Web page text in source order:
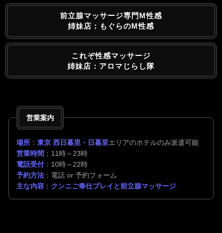
前立腺マッサージ専門M性感
姉妹店：もぐらのM性感
これぞ性感マッサージ
姉妹店：アロマじらし隊
営業案内
場所 ： 東京 西日暮里・日暮里エリアのホテルのみ派遣可能
営業時間 ：11時～23時
電話受付：10時～22時
予約方法 ：電話 or 予約フォーム
主な内容 ： クンニご奉仕プレイと前立腺マッサージ